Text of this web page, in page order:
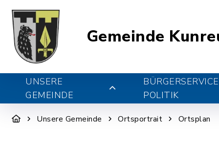
Gemeinde
UNSERE
GEMEINDE
POLITIK
Unsere Gemeinde Ortsportrait Ortsplan